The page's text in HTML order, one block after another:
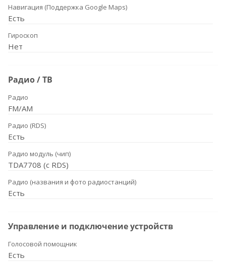
Навигация (Поддержка Google Maps)
Есть
Гироскоп
Нет
Радио / ТВ
Радио
FM/AM
Радио (RDS)
Есть
Радио модуль (чип)
TDA7708 (с RDS)
Радио (названия и фото радиостанций)
Есть
Управление и подключение устройств
Голосовой помощник
Есть